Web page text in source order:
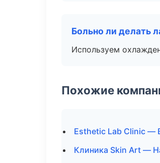
Больно ли делать
Используем
Похожие
Esthetic Lab Clinic —
Клиника Skin Art —